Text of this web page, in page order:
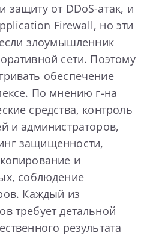
защиту от DDoS-атак, и
Firewall, но эти
злоумышленник
сети. Поэтому
обеспечение
По мнению г-на
средства, контроль
и администраторов,
защищенности,
и
соблюдение
Каждый из
требует детальной
результата